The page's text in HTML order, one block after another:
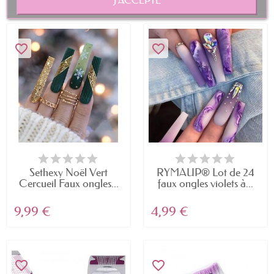
favorite_border
Sethexy Noël Vert
Cercueil Faux ongles...
9,99 €
favorite_border
RYMAUP® Lot de 24
faux ongles violets à...
4,99 €
favorite_border favorite_border